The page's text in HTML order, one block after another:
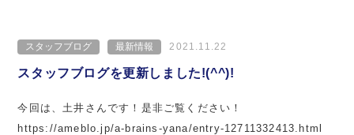
スタッフブログ 最新情報 2021.11.22
スタッフブログを更新しました!(^^)!
今回は、土井さんです！是非ご覧ください！
https://ameblo.jp/a-brains-yana/entry-12711332413.html